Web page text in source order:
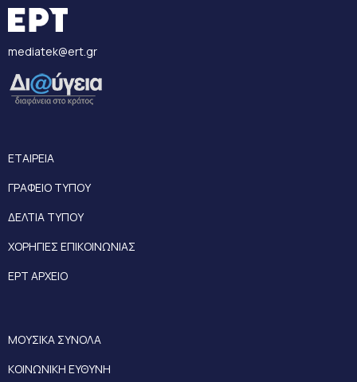
mediatek@ert.gr
ΕΤΑΙΡΕΙΑ
ΓΡΑΦΕΙΟ ΤΥΠΟΥ
ΔΕΛΤΙΑ ΤΥΠΟΥ
ΧΟΡΗΓΙΕΣ ΕΠΙΚΟΙΝΩΝΙΑΣ
ΕΡΤ ΑΡΧΕΙΟ
ΜΟΥΣΙΚΑ ΣΥΝΟΛΑ
ΚΟΙΝΩΝΙΚΗ ΕΥΘΥΝΗ